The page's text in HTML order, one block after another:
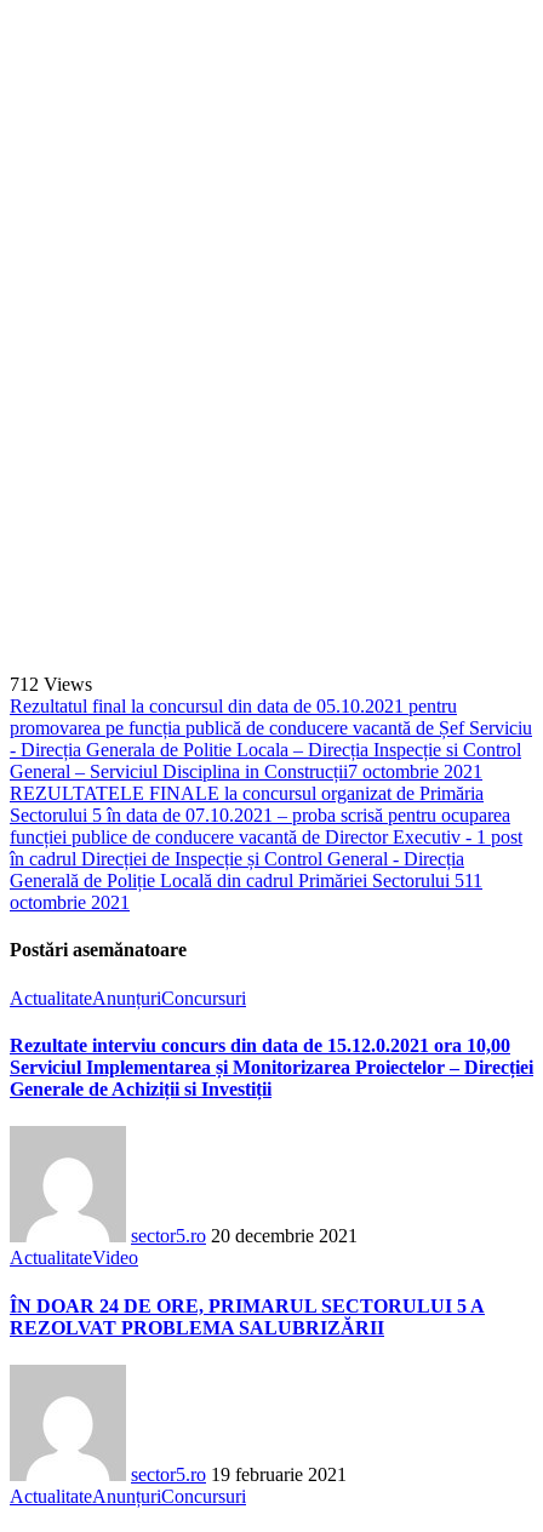
712 Views
Rezultatul final la concursul din data de 05.10.2021 pentru
promovarea pe funcția publică de conducere vacantă de Șef Serviciu
- Direcția Generala de Politie Locala – Direcția Inspecție si Control
General – Serviciul Disciplina in Construcții7 octombrie 2021
REZULTATELE FINALE la concursul organizat de Primăria
Sectorului 5 în data de 07.10.2021 – proba scrisă pentru ocuparea
funcției publice de conducere vacantă de Director Executiv - 1 post
în cadrul Direcției de Inspecție și Control General - Direcția
Generală de Poliție Locală din cadrul Primăriei Sectorului 511
octombrie 2021
Postări asemănatoare
ActualitateAnunțuriConcursuri
Rezultate interviu concurs din data de 15.12.0.2021 ora 10,00
Serviciul Implementarea și Monitorizarea Proiectelor – Direcției
Generale de Achiziții si Investiții
sector5.ro 20 decembrie 2021
ActualitateVideo
ÎN DOAR 24 DE ORE, PRIMARUL SECTORULUI 5 A
REZOLVAT PROBLEMA SALUBRIZĂRII
sector5.ro 19 februarie 2021
ActualitateAnunțuriConcursuri